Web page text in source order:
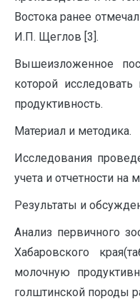
Востока ранее
И.П. Щеглов [3].
Вышеизложенное
которой
продуктивность.
Материал и методика.
Исследования
учета и отчетности
Результаты и
Анализ первичного
Хабаровского
молочную
голштинской породы